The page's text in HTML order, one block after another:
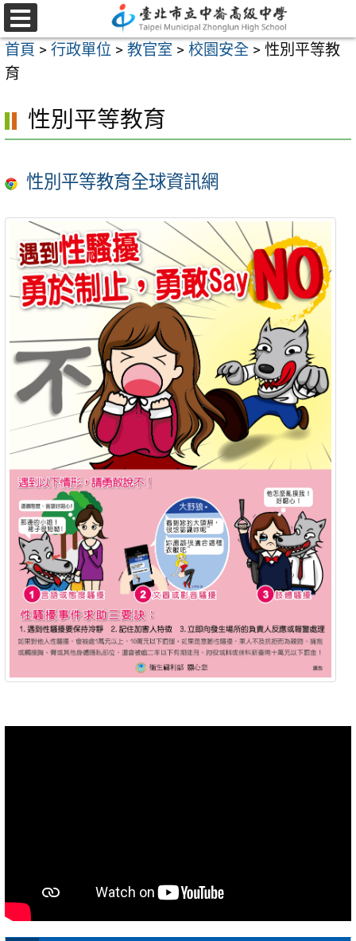
跳
至
主
要
容
選
單
首頁 > 行政單位 > 教官室 > 校園安全 > 性別平等教
育
性別平等教育
性別平等教育全球資訊網